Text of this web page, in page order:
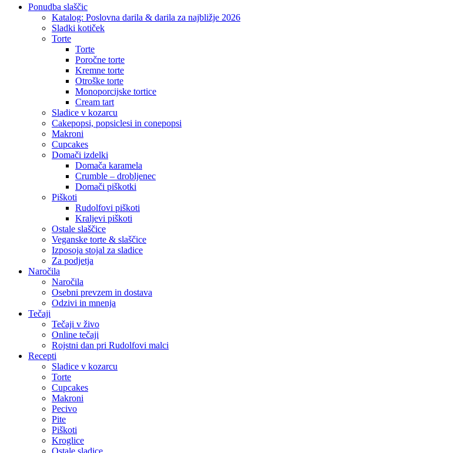
Close
Ponudba slaščic
Katalog: Poslovna darila & darila za najbližje 2026
Sladki kotiček
Torte
Torte
Poročne torte
Kremne torte
Otroške torte
Monoporcijske tortice
Cream tart
Sladice v kozarcu
Cakepopsi, popsiclesi in conepopsi
Makroni
Cupcakes
Domači izdelki
Domača karamela
Crumble – drobljenec
Domači piškotki
Piškoti
Rudolfovi piškoti
Kraljevi piškoti
Ostale slaščice
Veganske torte & slaščice
Izposoja stojal za sladice
Za podjetja
Naročila
Naročila
Osebni prevzem in dostava
Odzivi in mnenja
Tečaji
Tečaji v živo
Online tečaji
Rojstni dan pri Rudolfovi malci
Recepti
Sladice v kozarcu
Torte
Cupcakes
Makroni
Pecivo
Pite
Piškoti
Kroglice
Ostale sladice